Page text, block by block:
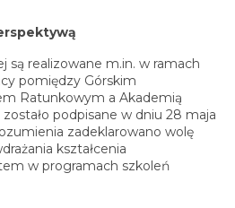
są realizowane m.in. w ramach
pomiędzy Górskim
Ratunkowym a Akademią
podpisane w dniu 28 maja
zadeklarowano wolę
kształcenia
w programach szkoleń